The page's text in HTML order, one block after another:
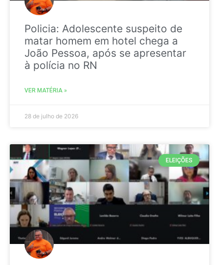
Policia: Adolescente suspeito de
matar homem em hotel chega a
João Pessoa, após se apresentar
à polícia no RN
VER MATÉRIA »
28 de julho de 2026
ELEIÇÕES